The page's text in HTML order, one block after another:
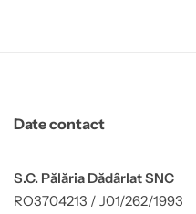
Date contact
S.C. Pălăria Dădârlat SNC
RO3704213 / J01/262/1993